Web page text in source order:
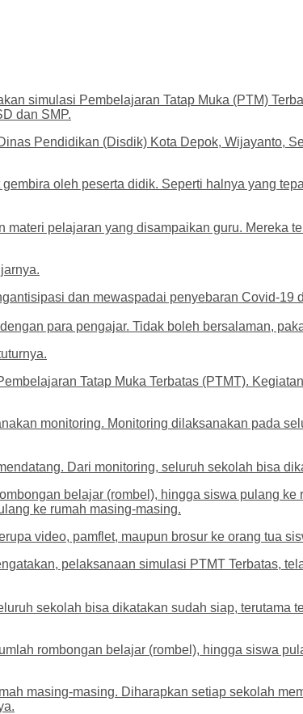
simulasi Pembelajaran Tatap Muka (PTM)
dan SMP.
Pendidikan (Disdik) Kota Depok, Wijayanto,
oleh peserta didik. Seperti halnya yang
pelajaran yang disampaikan guru. Mereka
dan mewaspadai penyebaran Covid-19
para pengajar. Tidak boleh bersalaman,
Tatap Muka Terbatas (PTMT).
monitoring. Monitoring dilaksanakan pada
Dari monitoring, seluruh sekolah bisa
belajar (rombel), hingga siswa pulang ke
ke rumah masing-masing.
video, pamflet, maupun brosur ke orang tua
pelaksanaan simulasi PTMT Terbatas,
sekolah bisa dikatakan sudah siap, terutama
rombongan belajar (rombel), hingga siswa
masing-masing. Diharapkan setiap sekolah